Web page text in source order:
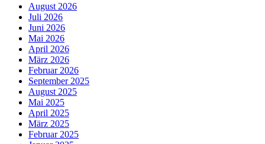
August 2026
Juli 2026
Juni 2026
Mai 2026
April 2026
März 2026
Februar 2026
September 2025
August 2025
Mai 2025
April 2025
März 2025
Februar 2025